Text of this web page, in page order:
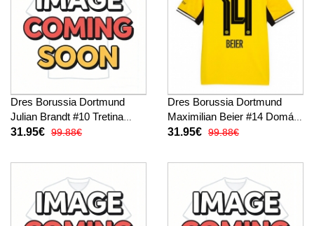
Dres Borussia Dortmund
Julian Brandt #10 Tretina
2026-27 Krátky Rukáv
31.95€ 99.88€
Dres Borussia Dortmund
Maximilian Beier #14 Domáci
2026-27 Krátky Rukáv
31.95€ 99.88€